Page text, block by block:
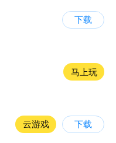
下载
马上玩
云游戏 下载